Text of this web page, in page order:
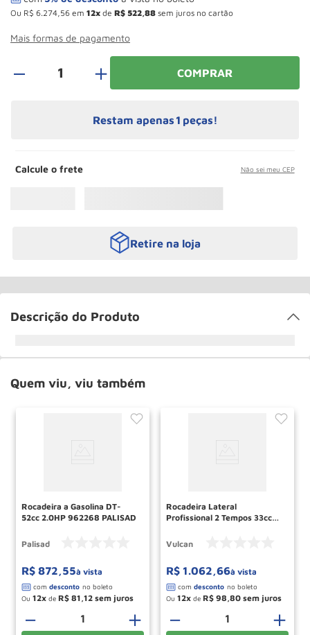
Ou R$ 6.274 56 em 12 de R$ 522 88 sem juros no cartão
Mais formas de pagamento
＋ COMPRAR
Restam apenas 1 peças!
Calcule o frete Não sei meu CEP
Retire na loja
Descrição do Produto
Quem viu, viu também
Rocadeira a Gasolina DT-
52cc 2.0HP 962268 PALISAD
Palisad
R$ 872,55à vista
Ou 12 de R$ 81,12
＋
－
Rocadeira Lateral
Profissional 2 Tempos 33cc
Vulcan
R$ 1.062,66à vista
Ou 12 de R$ 98,80
＋
－
10º Paleteira